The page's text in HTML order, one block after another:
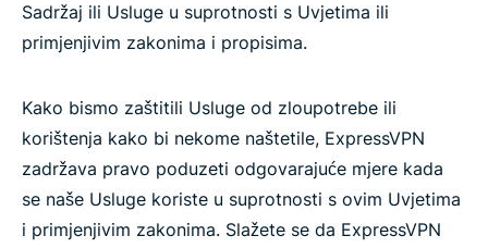
Sadržaj ili Usluge u suprotnosti s Uvjetima ili
primjenjivim zakonima i propisima.
Kako bismo zaštitili Usluge od zloupotrebe ili
korištenja kako bi nekome naštetile, ExpressVPN
zadržava pravo poduzeti odgovarajuće mjere kada
se naše Usluge koriste u suprotnosti s ovim Uvjetima
i primjenjivim zakonima. Slažete se da ExpressVPN